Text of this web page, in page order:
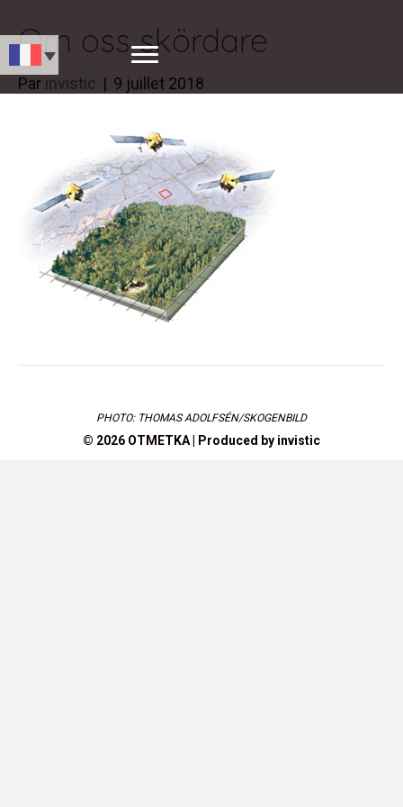
Om oss skördare
Par invistic | 9 juillet 2018
PHOTO: THOMAS ADOLFSÉN/SKOGENBILD
© 2026 OTMETKA | Produced by invistic